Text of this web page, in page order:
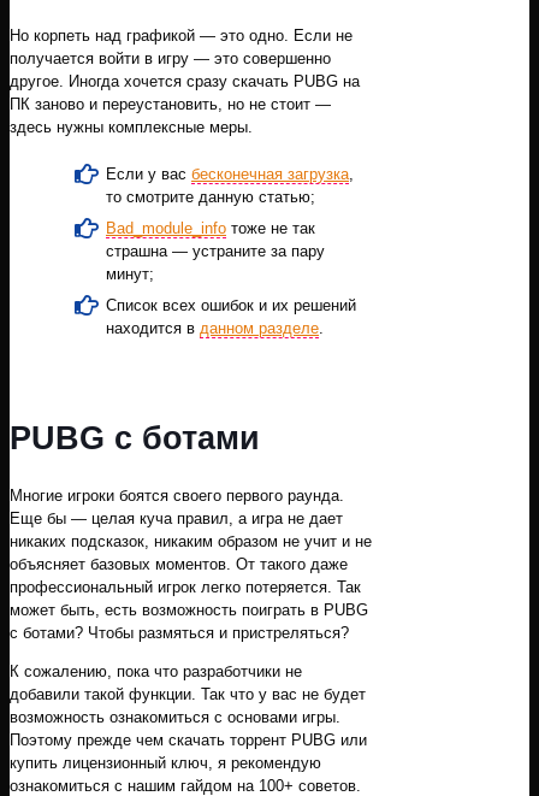
Но корпеть над графикой — это одно. Если не
получается войти в игру — это совершенно
другое. Иногда хочется сразу скачать PUBG на
ПК заново и переустановить, но не стоит —
здесь нужны комплексные меры.
Если у вас бесконечная загрузка,
то смотрите данную статью;
Bad_module_info тоже не так
страшна — устраните за пару
минут;
Список всех ошибок и их решений
находится в данном разделе.
PUBG с ботами
Многие игроки боятся своего первого раунда.
Еще бы — целая куча правил, а игра не дает
никаких подсказок, никаким образом не учит и не
объясняет базовых моментов. От такого даже
профессиональный игрок легко потеряется. Так
может быть, есть возможность поиграть в PUBG
с ботами? Чтобы размяться и пристреляться?
К сожалению, пока что разработчики не
добавили такой функции. Так что у вас не будет
возможность ознакомиться с основами игры.
Поэтому прежде чем скачать торрент PUBG или
купить лицензионный ключ, я рекомендую
ознакомиться с нашим гайдом на 100+ советов.